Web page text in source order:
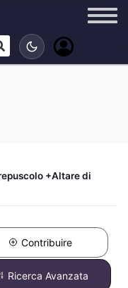
+Altare di
Contribuire
Ricerca Avanzata